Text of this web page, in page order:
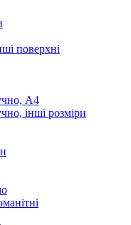
поверхні
А4
інші розміри